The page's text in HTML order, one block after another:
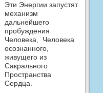
Эти Энергии запустят
механизм
дальнейшего
пробуждения
Человека, Человека
осознанного,
живущего из
Сакрального
Пространства
Сердца.